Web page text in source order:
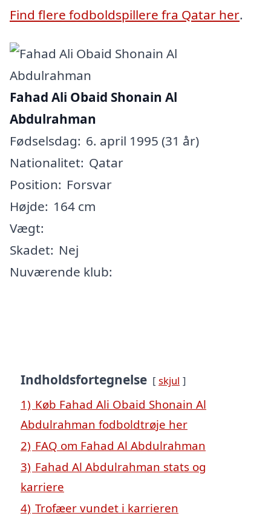
Find flere fodboldspillere fra Qatar her.
Fahad Ali Obaid Shonain Al
Abdulrahman
Fødselsdag: 6. april 1995 (31 år)
Nationalitet: Qatar
Position: Forsvar
Højde: 164 cm
Vægt:
Skadet: Nej
Nuværende klub:
Indholdsfortegnelse skjul
1) Køb Fahad Ali Obaid Shonain Al
Abdulrahman fodboldtrøje her
2) FAQ om Fahad Al Abdulrahman
3) Fahad Al Abdulrahman stats og
karriere
4) Trofæer vundet i karrieren